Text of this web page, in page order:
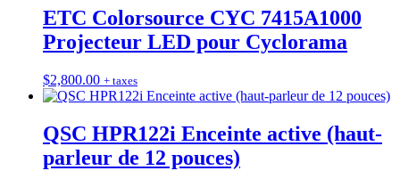
ETC Colorsource CYC 7415A1000
Projecteur LED pour Cyclorama
$2,800.00 + taxes
QSC HPR122i Enceinte active (haut-
parleur de 12 pouces)